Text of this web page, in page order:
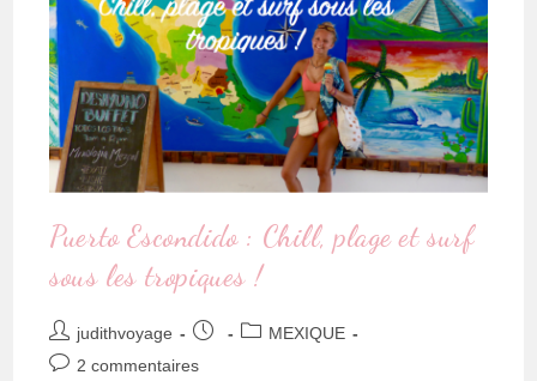
Puerto Escondido : Chill, plage et surf
sous les tropiques !
judithvoyage
MEXIQUE
2 commentaires